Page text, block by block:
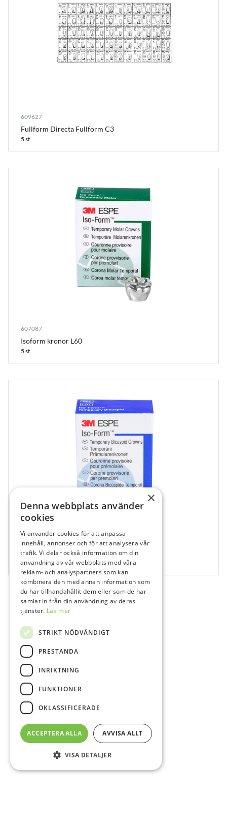
609627
Fullform Directa Fullform C3
5 st
607087
Isoform kronor L60
5 st
607114
Isoform Refill U47
5 st
×
Denna webbplats använder
cookies
Vi använder cookies för att anpassa
innehåll, annonser och för att analysera vår
trafik. Vi delar också information om din
användning av vår webbplats med våra
reklam- och analyspartners som kan
kombinera den med annan information som
du har tillhandahållit dem eller som de har
samlat in från din användning av deras
tjänster. Läs mer
STRIKT NÖDVÄNDIGT
PRESTANDA
INRIKTNING
FUNKTIONER
OKLASSIFICERADE
ACCEPTERA ALLA AVVISA ALLT
VISA DETALJER